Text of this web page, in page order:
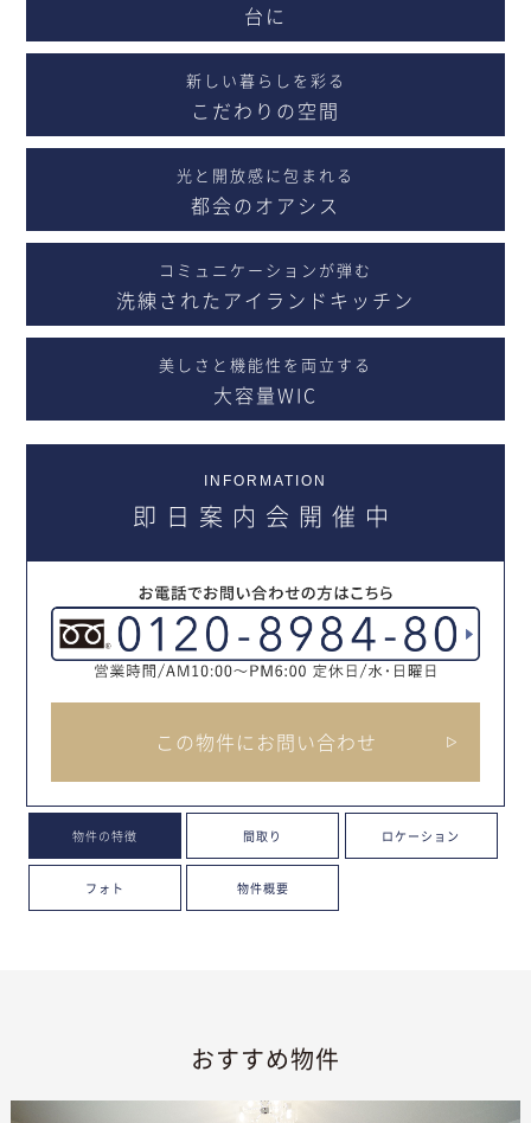
台に
新しい暮らしを彩る
こだわりの空間
光と開放感に包まれる
都会のオアシス
コミュニケーションが弾む
洗練されたアイランドキッチン
美しさと機能性を両立する
大容量WIC
INFORMATION
即日案内会開催中
この物件にお問い合わせ
物件の特徴 間取り ロケーション
フォト 物件概要
おすすめ物件